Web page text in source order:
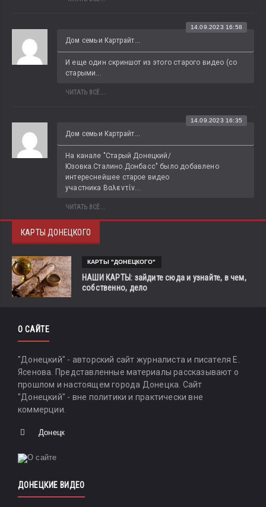
Дом семьи Картрайт...
14.09.2023 16:58
И еще один скриншот из этого старого видео (со
старыми...
ЧИТАТЬ ВСЁ...
Дом семьи Картрайт...
14.09.2023 16:35
На канале "Старый Донецкий/
Юзовка.Сталино.Донбасс" было добавлено
интереснейшее старое видео
участника Βαλεντίν...
ЧИТАТЬ ВСЁ...
КАРТЫ ДОНЕЦКОГО
КАРТЫ "ДОНЕЦКОГО"
НАШИ КАРТЫ: зайдите сюда и узнайте, в чем,
собственно, дело
О САЙТЕ
"Донецкий" - авторский сайт журналиста и писателя Е.
Ясенова. Представленные материалы рассказывают о
прошлом и настоящем города Донецка. Сайт
"Донецкий" - вне политики и практически вне
коммерции.
Донецк
ДОНЕЦКИЕ ВИДЕО